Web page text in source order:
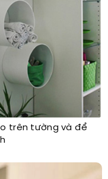
trên tường và để